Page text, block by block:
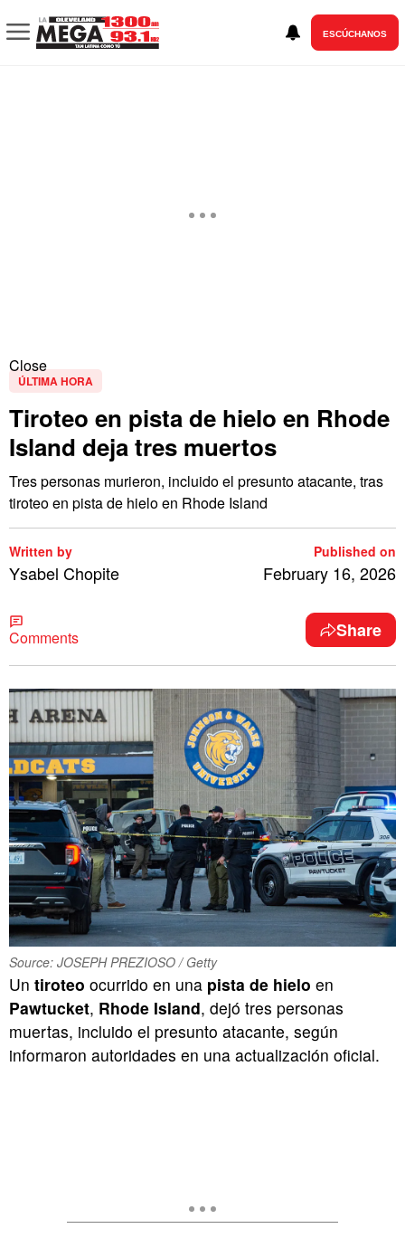
ESCÚCHANOS
Close
ÚLTIMA HORA
Tiroteo en pista de hielo en Rhode
Island deja tres muertos
Tres personas murieron, incluido el presunto atacante, tras
tiroteo en pista de hielo en Rhode Island
Written by
Ysabel Chopite
Published on
February 16, 2026
Comments Share
Source: JOSEPH PREZIOSO / Getty
Un tiroteo ocurrido en una pista de hielo en
Pawtucket, Rhode Island, dejó tres personas
muertas, incluido el presunto atacante, según
informaron autoridades en una actualización oficial.